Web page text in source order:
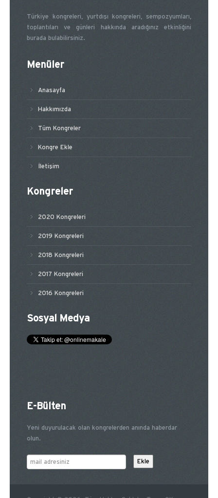
Türkiye kongreleri, yurtdışı kongreleri, sempozyumları,
toplantıları ve günleri hakkında aradığınız etkinliğini
burada bulabilirsiniz.
Menüler
Anasayfa
Hakkımızda
Tüm Kongreler
Kongre Ekle
İletişim
Kongreler
2020 Kongreleri
2019 Kongreleri
2018 Kongreleri
2017 Kongreleri
2016 Kongreleri
Sosyal Medya
E-Bülten
Yeni duyurulacak olan kongrelerden anında haberdar
olun.